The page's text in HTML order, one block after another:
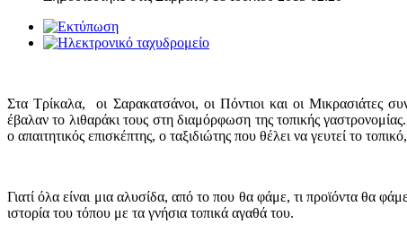
Στα Τρίκαλα, οι Σαρακατσάνοι, οι Πόντιοι και οι Μικρασιάτες
έβαλαν το λιθαράκι τους στη διαμόρφωση της τοπικής
ο απαιτητικός επισκέπτης, ο ταξιδιώτης που θέλει να γευτεί το
Γιατί όλα είναι μια αλυσίδα, από το που θα φάμε, τι προϊόντα θα
ιστορία του τόπου με τα γνήσια τοπικά αγαθά του.